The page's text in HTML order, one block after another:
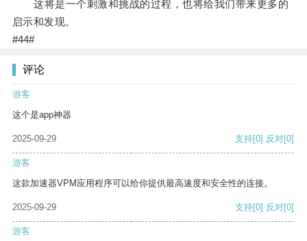
这将是一个刺激和挑战的过程，也将给我们带来更多的
启示和发现。
#44#
评论
游客
这个是app神器
2025-09-29 支持[0] 反对[0]
游客
这款加速器VPM应用程序可以给你提供最高速度和安全性的连接。
2025-09-29 支持[0] 反对[0]
游客